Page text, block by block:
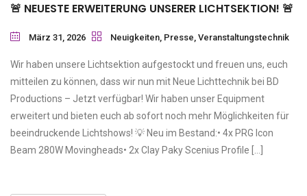
🚨 NEUESTE ERWEITERUNG UNSERER LICHTSEKTION! 🚨
März 31, 2026 Neuigkeiten, Presse, Veranstaltungstechnik
Wir haben unsere Lichtsektion aufgestockt und freuen uns, euch
mitteilen zu können, dass wir nun mit Neue Lichttechnik bei BD
Productions – Jetzt verfügbar! Wir haben unser Equipment
erweitert und bieten euch ab sofort noch mehr Möglichkeiten für
beeindruckende Lichtshows! 💡 Neu im Bestand:• 4x PRG Icon
Beam 280W Movingheads• 2x Clay Paky Scenius Profile […]